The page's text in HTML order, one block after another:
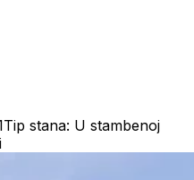
Tip stana: U stambenoj